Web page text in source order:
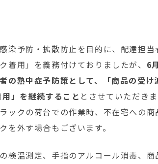
染予防・拡散防止を目的に、配達担当
着用」を義務付けておりましたが、 6
の熱中症予防策として、「商品の受け
」を継続すること とさせていただきま
ックの荷台での作業時、不在宅への商
を外す場合もございます。
検温測定、手指のアルコール消毒、商